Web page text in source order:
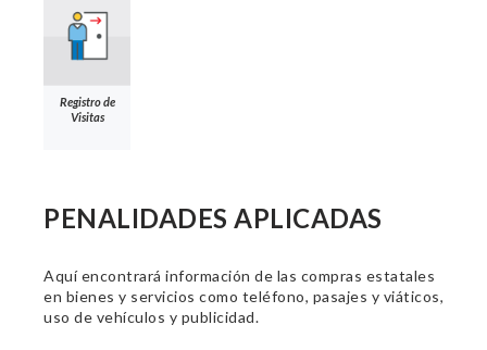
Registro de
Visitas
PENALIDADES APLICADAS
Aquí encontrará información de las compras estatales
en bienes y servicios como teléfono, pasajes y viáticos,
uso de vehículos y publicidad.